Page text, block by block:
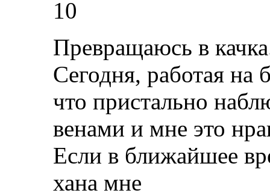
10
Превращаюсь в
Сегодня, работая на
что пристально
венами и мне это
Если в ближайшее
хана мне